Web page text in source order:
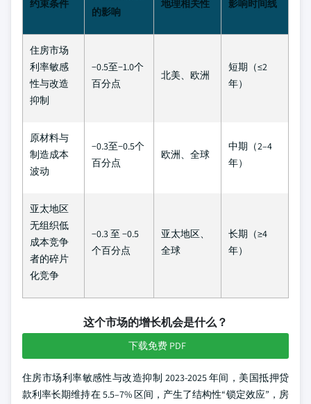
约束条件
的影响
地理相关性 影响时间线
住房市场
利率敏感
性与改造
抑制
−0.5至−1.0个
百分点
北美、欧洲
短期（≤2
年）
原材料与
制造成本
波动
−0.3至−0.5个
百分点
欧洲、全球
中期（2–4
年）
亚太地区
无组织低
成本竞争
者的碎片
化竞争
−0.3 至 −0.5
个百分点
亚太地区、
全球
长期（≥4
年）
这个市场的增长机会是什么？
下载免费 PDF
住房市场利率敏感性与改造抑制 2023-2025 年间，美国抵押贷
款利率长期维持在 5.5–7% 区间，产生了结构性“锁定效应”，房